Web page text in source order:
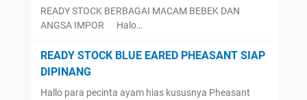
READY STOCK BERBAGAI MACAM BEBEK DAN
ANGSA IMPOR Halo…
READY STOCK BLUE EARED PHEASANT SIAP
DIPINANG
Hallo para pecinta ayam hias kususnya Pheasant